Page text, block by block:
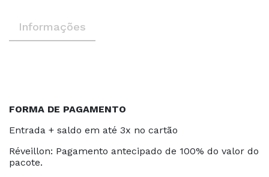
Informações
FORMA DE PAGAMENTO
Entrada + saldo em até 3x no cartão
Réveillon: Pagamento antecipado de 100% do valor do
pacote.